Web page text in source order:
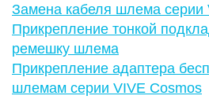
Замена кабеля шлема серии
Прикрепление тонкой
ремешку шлема
Прикрепление адаптера
шлемам серии VIVE Cosmos